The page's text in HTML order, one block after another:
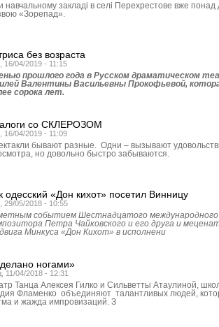
навчальному закладі в селі Перехрестове вже понад
«Зорепад».
без возраста
16/04/2019 - 11:15
прошлого года в Русском драматическом
Валентины Васильевны Прокофьевой,
сорока лет.
со СКЛЕРОЗОМ
16/04/2019 - 11:09
бывают разные. Одни – вызывают
но довольно быстро забываются.
одесский «Дон кихот» посетил Винницу
29/05/2018 - 10:55
событием Шест­надцатого международного
Петра Чайковского и его друга и
Минкуса «Дон Кихот» в исполнени
ногами»
11/04/2018 - 12:31
Танца Алексея Гилко и Сильветты Атаулиной,
Фламенко объединяют талантливых людей,
и жажда импровизаций. З